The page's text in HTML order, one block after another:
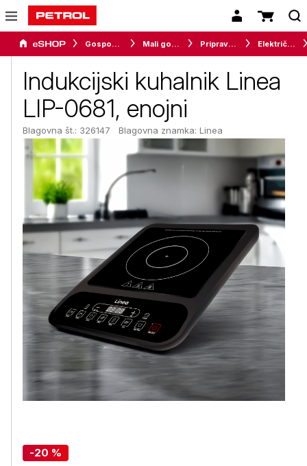
Gospodinjski aparati Mali gospodinjski aparati Priprava hrane Električni kuhalniki
Indukcijski kuhalnik Linea
LIP-0681, enojni
Blagovna št.: 326147 Blagovna znamka: Linea
-20 %